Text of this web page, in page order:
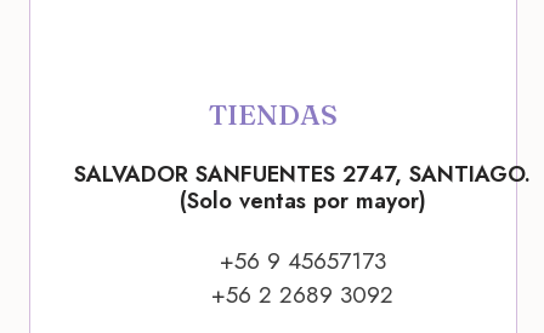
TIENDAS
SALVADOR SANFUENTES 2747, SANTIAGO.
(Solo ventas por mayor)
+56 9 45657173
+56 2 2689 3092